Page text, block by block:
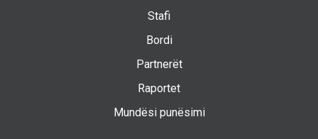
Stafi
Bordi
Partnerët
Raportet
Mundësi punësimi